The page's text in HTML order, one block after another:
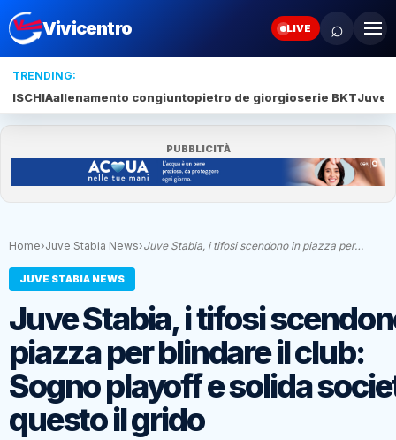
Vivicentro LIVE ⌕
TRENDING:
ISCHIAallenamento congiuntopietro de giorgioserie BKTJuve
PUBBLICITÀ
Home›Juve Stabia News›Juve Stabia, i tifosi scendono in piazza per…
JUVE STABIA NEWS
Juve Stabia, i tifosi
piazza per blindare il club:
Sogno playoff e solida
questo il grido